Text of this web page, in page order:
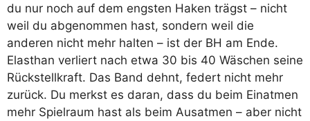
du nur noch auf dem engsten Haken trägst – nicht
weil du abgenommen hast, sondern weil die
anderen nicht mehr halten – ist der BH am Ende.
Elasthan verliert nach etwa 30 bis 40 Wäschen seine
Rückstellkraft. Das Band dehnt, federt nicht mehr
zurück. Du merkst es daran, dass du beim Einatmen
mehr Spielraum hast als beim Ausatmen – aber nicht